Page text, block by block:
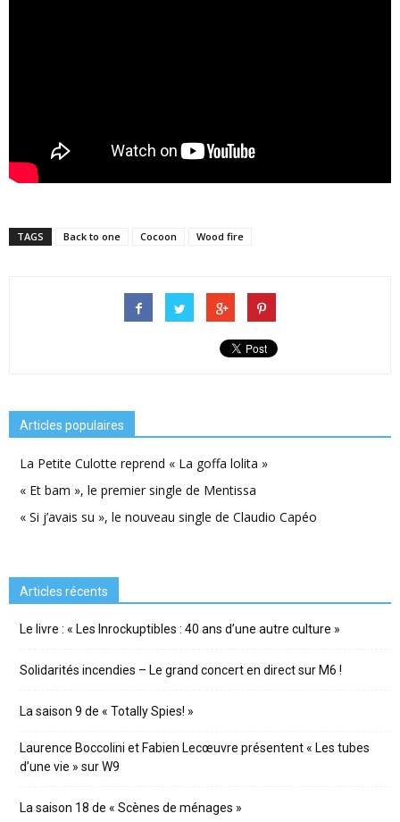
TAGS Back to one Cocoon Wood fire
Articles populaires
La Petite Culotte reprend « La goffa lolita »
« Et bam », le premier single de Mentissa
« Si j’avais su », le nouveau single de Claudio Capéo
Articles récents
Le livre : « Les Inrockuptibles : 40 ans d’une autre culture »
Solidarités incendies – Le grand concert en direct sur M6 !
La saison 9 de « Totally Spies! »
Laurence Boccolini et Fabien Lecœuvre présentent « Les tubes
d’une vie » sur W9
La saison 18 de « Scènes de ménages »